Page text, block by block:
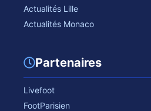
Actualités Lille
Actualités Monaco
Partenaires
Livefoot
FootParisien